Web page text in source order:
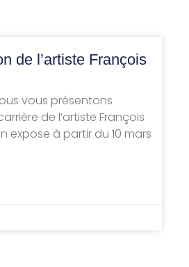
de l’artiste François
vous présentons
de l’artiste François
expose à partir du 10 mars